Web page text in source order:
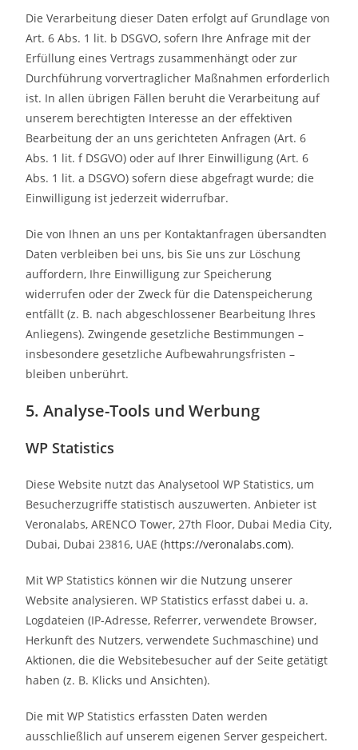
Die Verarbeitung dieser Daten erfolgt auf Grundlage von
Art. 6 Abs. 1 lit. b DSGVO, sofern Ihre Anfrage mit der
Erfüllung eines Vertrags zusammenhängt oder zur
Durchführung vorvertraglicher Maßnahmen erforderlich
ist. In allen übrigen Fällen beruht die Verarbeitung auf
unserem berechtigten Interesse an der effektiven
Bearbeitung der an uns gerichteten Anfragen (Art. 6
Abs. 1 lit. f DSGVO) oder auf Ihrer Einwilligung (Art. 6
Abs. 1 lit. a DSGVO) sofern diese abgefragt wurde; die
Einwilligung ist jederzeit widerrufbar.
Die von Ihnen an uns per Kontaktanfragen übersandten
Daten verbleiben bei uns, bis Sie uns zur Löschung
auffordern, Ihre Einwilligung zur Speicherung
widerrufen oder der Zweck für die Datenspeicherung
entfällt (z. B. nach abgeschlossener Bearbeitung Ihres
Anliegens). Zwingende gesetzliche Bestimmungen –
insbesondere gesetzliche Aufbewahrungsfristen –
bleiben unberührt.
5. Analyse-Tools und Werbung
WP Statistics
Diese Website nutzt das Analysetool WP Statistics, um
Besucherzugriffe statistisch auszuwerten. Anbieter ist
Veronalabs, ARENCO Tower, 27th Floor, Dubai Media City,
Dubai, Dubai 23816, UAE (https://veronalabs.com).
Mit WP Statistics können wir die Nutzung unserer
Website analysieren. WP Statistics erfasst dabei u. a.
Logdateien (IP-Adresse, Referrer, verwendete Browser,
Herkunft des Nutzers, verwendete Suchmaschine) und
Aktionen, die die Websitebesucher auf der Seite getätigt
haben (z. B. Klicks und Ansichten).
Die mit WP Statistics erfassten Daten werden
ausschließlich auf unserem eigenen Server gespeichert.